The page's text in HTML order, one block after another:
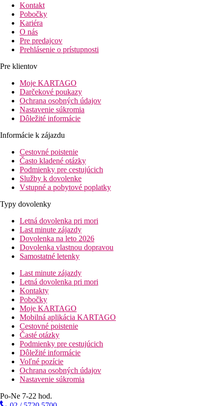
Kontakt
Pobočky
Kariéra
O nás
Pre predajcov
Prehlásenie o prístupnosti
Pre klientov
Moje KARTAGO
Darčekové poukazy
Ochrana osobných údajov
Nastavenie súkromia
Dôležité informácie
Informácie k zájazdu
Cestovné poistenie
Často kladené otázky
Podmienky pre cestujúcich
Služby k dovolenke
Vstupné a pobytové poplatky
Typy dovolenky
Letná dovolenka pri mori
Last minute zájazdy
Dovolenka na leto 2026
Dovolenka vlastnou dopravou
Samostatné letenky
Last minute zájazdy
Letná dovolenka pri mori
Kontakty
Pobočky
Moje KARTAGO
Mobilná aplikácia KARTAGO
Cestovné poistenie
Časté otázky
Podmienky pre cestujúcich
Dôležité informácie
Voľné pozície
Ochrana osobných údajov
Nastavenie súkromia
Po-Ne 7-22 hod.